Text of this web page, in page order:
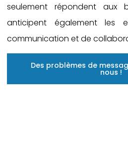
seulement répondent aux
anticipent également les
communication et de
Des problèmes de
nous !